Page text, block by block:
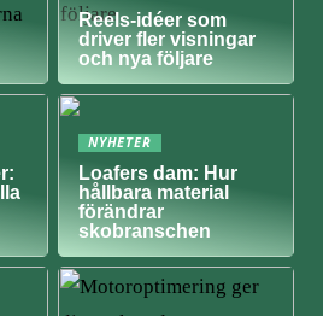
Reels-idéer som
driver fler visningar
och nya följare
NYHETER
Loafers dam: Hur
hållbara material
förändrar
skobranschen